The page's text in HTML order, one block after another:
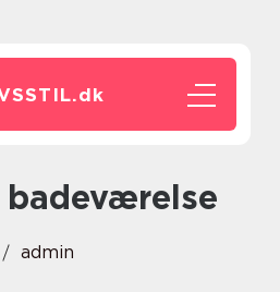
dk
badeværelse
admin